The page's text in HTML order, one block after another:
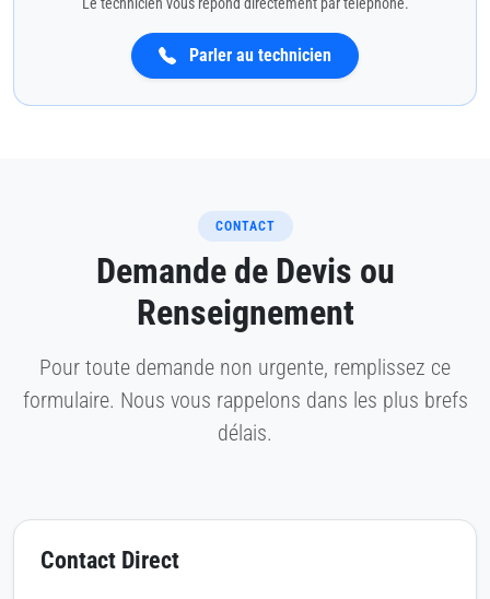
Parler au technicien
CONTACT
Demande de Devis ou
Renseignement
Pour toute demande non urgente, remplissez ce
formulaire. Nous vous rappelons dans les plus brefs
délais.
Contact Direct